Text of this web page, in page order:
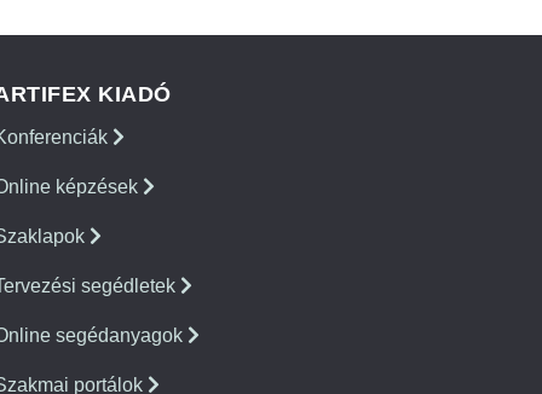
KIADÓ
képzések
segédletek
segédanyagok
portálok